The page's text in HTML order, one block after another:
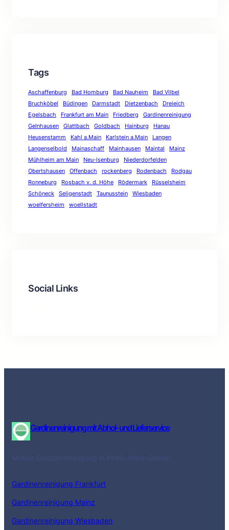
Tags
Aschaffenburg Bad Homburg Bad Nauheim
Bad Vilbel
Bruchköbel
Büdingen Darmstadt Dietzenbach
Dreieich
Egelsbach
Frankfurt am Main Friedberg
Gardinenreinigung
Gelnhausen
Glattbach Goldbach Hainburg
Hanau
Heusenstamm
Kahl a.Main Karlstein a.Main
Langen
Langenselbold
Mainaschaff Mainhausen Maintal
Mainz
Mühlheim am Main
Neu-Isenburg
Niederdorfelden
Obertshausen
Offenbach rockenberg Rodenbach
Rodgau
Ronneburg
Rosbach v. d. Höhe Rödermark
Rüsselsheim
Schöneck
Seligenstadt Taunusstein
Wiesbaden
woelfersheim
woellstadt
Social Links
Gardinenreinigung mit Abhol- und Lieferservice
Mobile Gardinenreinigung in Rhein-Main-Gebiet
Gardinenreinigung Frankfurt
Gardinenreinigung Mainz
Gardinenreinigung Wiesbaden